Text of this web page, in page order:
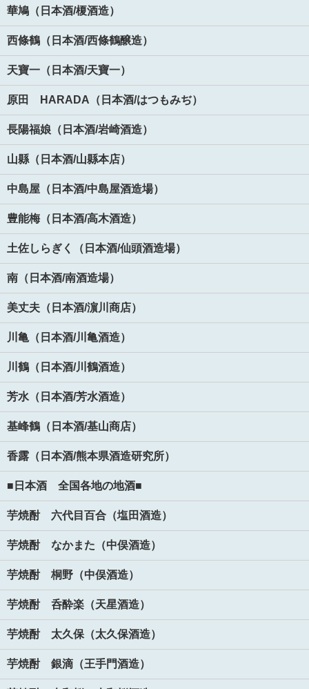
華鳩（日本酒/榎酒造）
西條鶴（日本酒/西條鶴醸造）
天寶一（日本酒/天寶一）
原田 HARADA（日本酒/はつもみぢ）
長陽福娘（日本酒/岩崎酒造）
山縣（日本酒/山縣本店）
中島屋（日本酒/中島屋酒造場）
豊能梅（日本酒/高木酒造）
土佐しらぎく（日本酒/仙頭酒造場）
南（日本酒/南酒造場）
美丈夫（日本酒/濵川商店）
川亀（日本酒/川亀酒造）
川鶴（日本酒/川鶴酒造）
芳水（日本酒/芳水酒造）
基峰鶴（日本酒/基山商店）
香露（日本酒/熊本県酒造研究所）
■日本酒 全国各地の地酒■
芋焼酎 六代目百合（塩田酒造）
芋焼酎 なかまた（中俣酒造）
芋焼酎 桐野（中俣酒造）
芋焼酎 呑酔楽（天星酒造）
芋焼酎 太久保（太久保酒造）
芋焼酎 銀滴（王手門酒造）